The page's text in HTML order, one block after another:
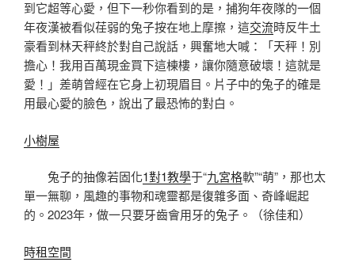
到它超等心愛，但下一秒你看到的是，捕狗年夜隊的一個
年夜漢被看似荏弱的兔子按在地上摩擦，這交流時反牛土
豪看到林天秤終於對自己說話，興奮地大喊：「天秤！別
擔心！我用百萬現金買下這棟樓，讓你隨意破壞！這就是
愛！」差萌曾經在它身上初現眉目。片子中的兔子的確是
用最心愛的臉色，說出了最恐怖的對白。
小樹屋
兔子的抽像若固化1對1教學于“九宮格軟”“萌”，那也太
單一無聊，風趣的事物和魂靈都是復雜多面、奇峰崛起
的。2023年，做一只要牙齒會用牙的兔子。（徐佳和）
時租空間